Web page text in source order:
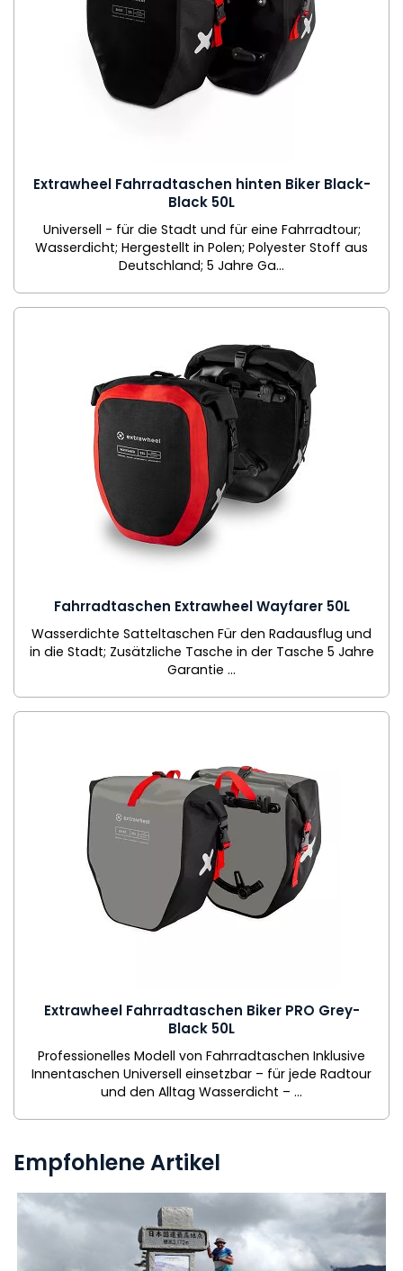
Extrawheel Fahrradtaschen hinten Biker Black-
Black 50L
Universell - für die Stadt und für eine Fahrradtour;
Wasserdicht; Hergestellt in Polen; Polyester Stoff aus
Deutschland; 5 Jahre Ga...
Fahrradtaschen Extrawheel Wayfarer 50L
Wasserdichte Satteltaschen Für den Radausflug und
in die Stadt; Zusätzliche Tasche in der Tasche 5 Jahre
Garantie ...
Extrawheel Fahrradtaschen Biker PRO Grey-
Black 50L
Professionelles Modell von Fahrradtaschen Inklusive
Innentaschen Universell einsetzbar – für jede Radtour
und den Alltag Wasserdicht – ...
Empfohlene Artikel